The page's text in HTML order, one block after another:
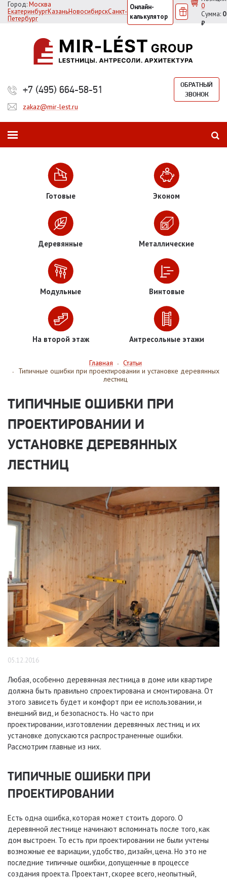
Город:Москва
ЕкатеринбургКазаньНовосибирскСанкт-
Петербург
Онлайн-
калькулятор
0
Сумма: 0
₽
+7 (495) 664-58-51
ОБРАТНЫЙ
ЗВОНОК
zakaz@mir-lest.ru
Готовые Эконом
Деревянные Металлические
Модульные Винтовые
На второй этаж Антресольные этажи
Главная - Статьи
-
Типичные ошибки при проектировании и установке деревянных
лестниц
ТИПИЧНЫЕ ОШИБКИ ПРИ
ПРОЕКТИРОВАНИИ И
УСТАНОВКЕ ДЕРЕВЯННЫХ
ЛЕСТНИЦ
05.12.2016
Любая, особенно деревянная лестница в доме или квартире
должна быть правильно спроектирована и смонтирована. От
этого зависеть будет и комфорт при ее использовании, и
внешний вид, и безопасность. Но часто при
проектировании, изготовлении деревянных лестниц и их
установке допускаются распространенные ошибки.
Рассмотрим главные из них.
ТИПИЧНЫЕ ОШИБКИ ПРИ
ПРОЕКТИРОВАНИИ
Есть одна ошибка, которая может стоить дорого. О
деревянной лестнице начинают вспоминать после того, как
дом выстроен. То есть при проектировании не были учтены
возможные ее вариации, удобство, дизайн, цена. Но это не
последние типичные ошибки, допущенные в процессе
создания проекта. Проектант, скорее всего, неопытный,